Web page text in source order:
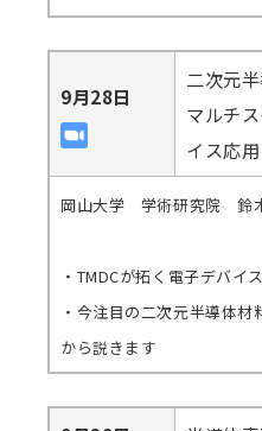
9月28日
二次元
マルチ
イス応用
岡山大学 学術研究院 鈴
・TMDCが拓く電子デバイ
・今注目の二次元半導体
から説きます